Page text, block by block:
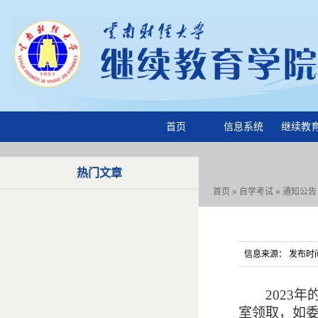
首页 信息系统 继续教
首页 » 自学考试 » 通知公告
信息来源： 发布
2023年
室领取，如
热门文章